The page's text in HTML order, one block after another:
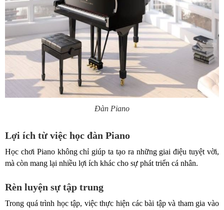
Đàn Piano
Lợi ích từ việc học đàn Piano
Học chơi Piano không chỉ giúp ta tạo ra những giai điệu tuyệt vời,
mà còn mang lại nhiều lợi ích khác cho sự phát triển cá nhân.
Rèn luyện sự tập trung
Trong quá trình học tập, việc thực hiện các bài tập và tham gia vào